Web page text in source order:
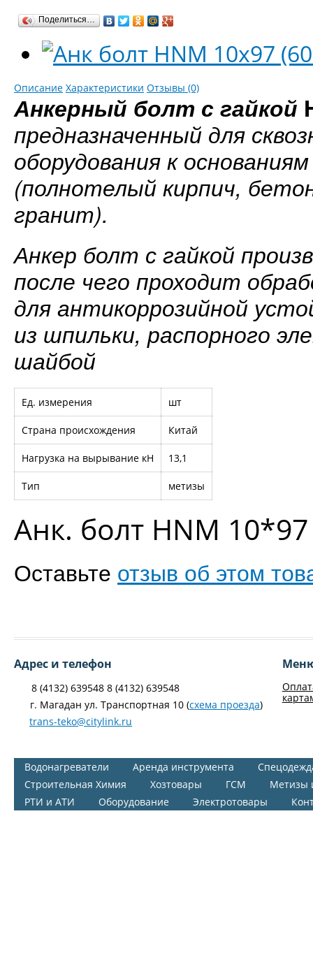
Поделиться…
Описание Характеристики Отзывы (0)
Анкерный болт с гайкой
предназначенный для
оборудования к
(полнотелый кирпич,
гранит).
Анкер болт с гайкой
после чего проходит
для антикоррозийной
из шпильки, распорного
шайбой
Ед. измерения шт
Страна происхождения Китай
Нагрузка на вырывание кН 13,1
Тип метизы
Анк. болт HNM
Оставьте отзыв об этом
Адрес и телефон
8 (4132) 639548 8 (4132) 639548
г. Магадан ул. Транспортная 10 (схема проезда)
trans-teko@citylink.ru
Водонагреватели Аренда инструмента
Строительная Химия
Хозтовары ГСМ
Метизы
РТИ и АТИ
Оборудование Электротовары